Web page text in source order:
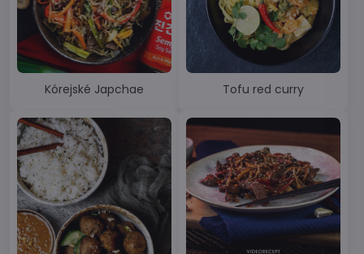
Kórejské Japchae Tofu red curry